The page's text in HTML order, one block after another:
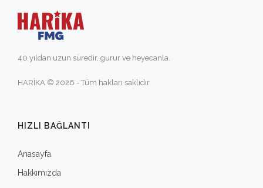
40 yıldan uzun süredir, gurur ve heyecanla.
HARİKA © 2026 - Tüm hakları saklıdır.
HIZLI BAĞLANTI
Anasayfa
Hakkımızda